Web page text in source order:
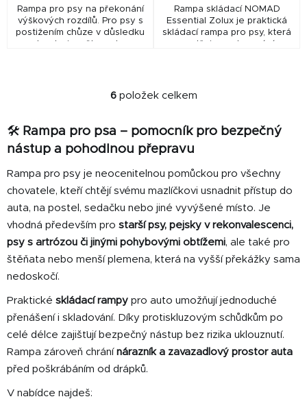
Rampa pro psy na překonání
výškových rozdílů. Pro psy s
postižením chůze v důsledku
dysplazie, věku nebo
Rampa skládací NOMAD
Essential Zolux je praktická
skládací rampa pro psy, která
usnadňuje nastupování a
O
l
á
a
c
í
p
r
v
v
ý
p
i
s
6položek celkem
🛠️ Rampa pro psa – pomocník pro bezpečný
nástup a pohodlnou přepravu
Rampa pro psy je neocenitelnou pomůckou pro všechny
chovatele, kteří chtějí svému mazlíčkovi usnadnit přístup do
auta, na postel, sedačku nebo jiné vyvýšené místo. Je
vhodná především pro starší psy, pejsky v rekonvalescenci,
psy s artrózou či jinými pohybovými obtížemi, ale také pro
štěňata nebo menší plemena, která na vyšší překážky sama
nedoskočí.
Praktické skládací rampy pro auto umožňují jednoduché
přenášení i skladování. Díky protiskluzovým schůdkům po
celé délce zajišťují bezpečný nástup bez rizika uklouznutí.
Rampa zároveň chrání nárazník a zavazadlový prostor auta
před poškrábáním od drápků.
V nabídce najdeš: